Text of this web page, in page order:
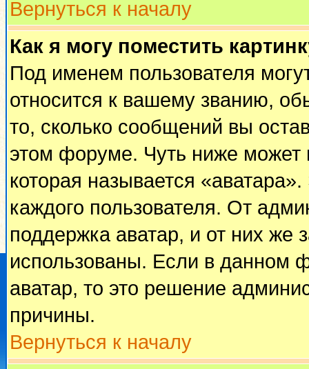
Вернуться к началу
Как я могу поместить
Под именем пользователя
относится к вашему званию,
то, сколько сообщений вы
этом форуме. Чуть ниже может
которая называется
каждого пользователя. От
поддержка аватар, и от них же
использованы. Если в данном
аватар, то это решение
причины.
Вернуться к началу